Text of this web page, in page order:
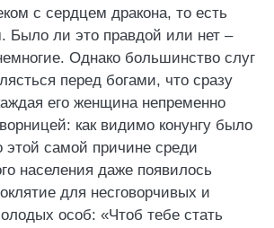
с сердцем дракона, то есть
Было ли это правдой или нет –
Однако большинство слуг
перед богами, что сразу
его женщина непременно
как видимо конунгу было
этой самой причине среди
населения даже появилось
для несговорчивых и
особ: «Чтоб тебе стать